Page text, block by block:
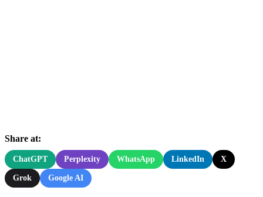
Share at:
ChatGPT Perplexity WhatsApp LinkedIn X
Grok Google AI